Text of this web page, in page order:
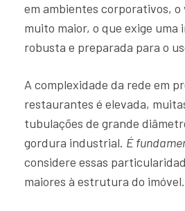
em ambientes corporativos, o
muito maior, o que exige
robusta e preparada para o
A complexidade da rede em
restaurantes é elevada,
tubulações de grande
gordura industrial. É
considere essas
maiores à estrutura do imóvel.